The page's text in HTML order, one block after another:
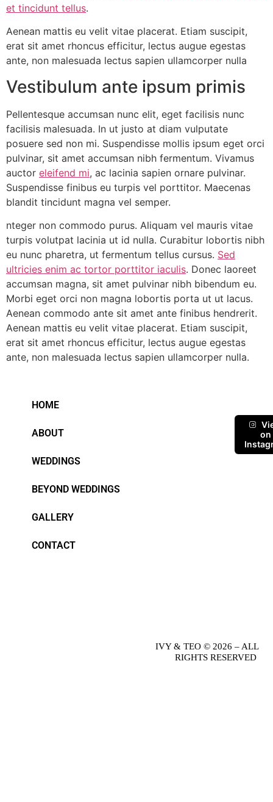
et tincidunt tellus.
Aenean mattis eu velit vitae placerat. Etiam suscipit,
erat sit amet rhoncus efficitur, lectus augue egestas
ante, non malesuada lectus sapien ullamcorper nulla
Vestibulum ante ipsum primis
Pellentesque accumsan nunc elit, eget facilisis nunc
facilisis malesuada. In ut justo at diam vulputate
posuere sed non mi. Suspendisse mollis ipsum eget orci
pulvinar, sit amet accumsan nibh fermentum. Vivamus
auctor eleifend mi, ac lacinia sapien ornare pulvinar.
Suspendisse finibus eu turpis vel porttitor. Maecenas
blandit tincidunt magna vel semper.
nteger non commodo purus. Aliquam vel mauris vitae
turpis volutpat lacinia ut id nulla. Curabitur lobortis nibh
eu nunc pharetra, ut fermentum tellus cursus. Sed
ultricies enim ac tortor porttitor iaculis. Donec laoreet
accumsan magna, sit amet pulvinar nibh bibendum eu.
Morbi eget orci non magna lobortis porta ut ut lacus.
Aenean commodo ante sit amet ante finibus hendrerit.
Aenean mattis eu velit vitae placerat. Etiam suscipit,
erat sit amet rhoncus efficitur, lectus augue egestas
ante, non malesuada lectus sapien ullamcorper nulla.
HOME
ABOUT
WEDDINGS
BEYOND WEDDINGS
GALLERY
CONTACT
on
IVY & TEO © 2026 – ALL
RIGHTS RESERVED